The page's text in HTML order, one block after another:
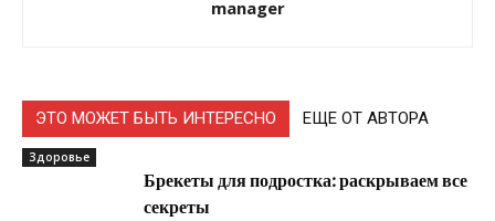
manager
ЭТО МОЖЕТ БЫТЬ ИНТЕРЕСНО ЕЩЕ ОТ АВТОРА
Здоровье
Брекеты для подростка: раскрываем все
секреты